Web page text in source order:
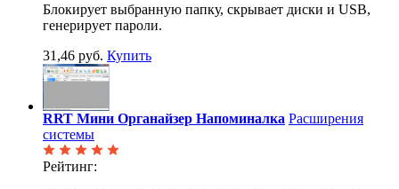
Блокирует выбранную папку, скрывает диски и USB,
генерирует пароли.
31,46 руб. Купить
RRT Мини Органайзер Напоминалка Расширения
системы
Рейтинг: